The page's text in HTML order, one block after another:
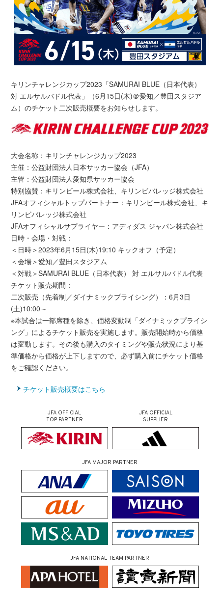
キリンチャレンジカップ2023「SAMURAI BLUE（日本代表）
対 エルサルバドル代表」（6月15日(木)＠愛知／豊田スタジア
ム）のチケット二次販売概要をお知らせします。
大会名称：キリンチャレンジカップ2023
主催：公益財団法人日本サッカー協会（JFA）
主管：公益財団法人愛知県サッカー協会
特別協賛：キリンビール株式会社、キリンビバレッジ株式会社
JFAオフィシャルトップパートナー：キリンビール株式会社、キ
リンビバレッジ株式会社
JFAオフィシャルサプライヤー：アディダス ジャパン株式会社
日時・会場・対戦：
＜日時＞2023年6月15日(木)19:10 キックオフ（予定）
＜会場＞愛知／豊田スタジアム
＜対戦＞SAMURAI BLUE（日本代表） 対 エルサルバドル代表
チケット販売期間：
二次販売（先着制／ダイナミックプライシング）：6月3日
(土)10:00～
※本試合は一部席種を除き、価格変動制「ダイナミックプライシ
ング」によるチケット販売を実施します。販売開始時から価格
は変動します。その後も購入のタイミングや販売状況により基
準価格から価格が上下しますので、必ず購入前にチケット価格
をご確認ください。
チケット販売概要はこちら
JFA OFFICIAL
TOP PARTNER
JFA OFFICIAL
SUPPLIER
JFA MAJOR PARTNER
JFA NATIONAL TEAM PARTNER